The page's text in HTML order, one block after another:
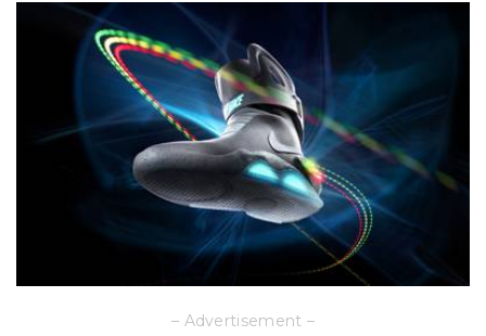
– Advertisement –